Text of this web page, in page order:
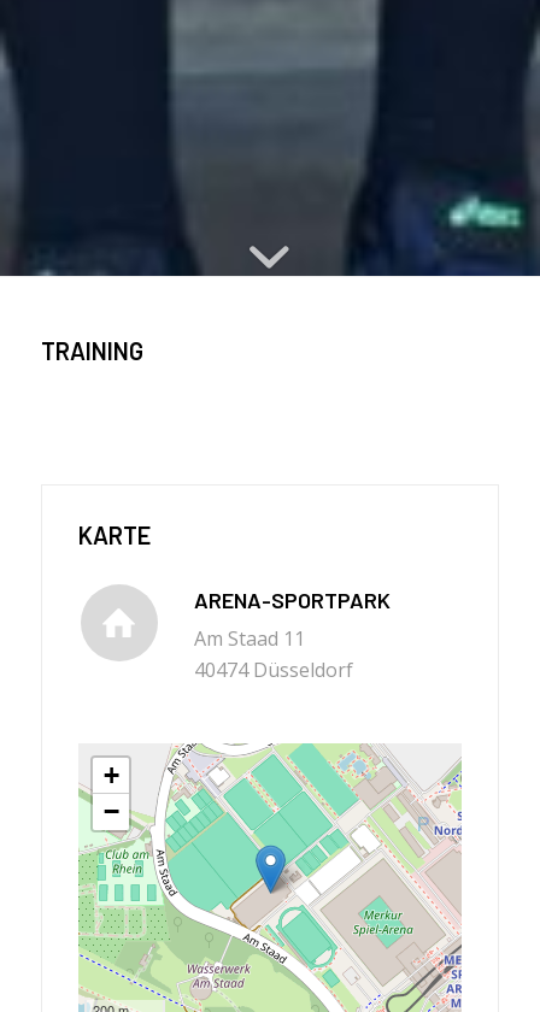
TRAINING
KARTE
ARENA-SPORTPARK
Am Staad 11
40474 Düsseldorf
+
−